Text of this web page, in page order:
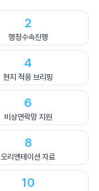
2
행정수속진행
4
현지 적응 브리핑
6
비상연락망 지원
8
오리엔테이션 자료
10